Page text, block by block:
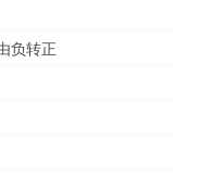
负转正